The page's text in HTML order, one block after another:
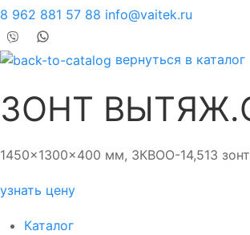
8 962 881 57 88 info@vaitek.ru
вернуться в каталог
ЗОНТ
1450x1300x400 мм, ЗКВОО-14,513
узнать цену
Каталог